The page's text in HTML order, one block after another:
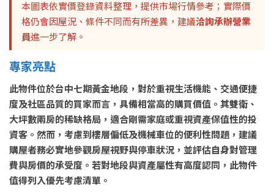
本圖表依實價登錄資料整理，提供市場行情參考；實際價
格仍會因屋況、條件不同而有所差異，建議洽詢承辦營業
員進一步了解。
專家亮點
此物件位於台中七期黃金地段，對於重視生活機能、交通便捷
度及社區品質的買家而言，具備相當高的購買價值。其雙衛、
大坪數兩房的稀缺格局，適合剛需家庭或重視資產保值性的投
資客。然而，考慮到樓層偏低及機械車位的便利性問題，建議
購屋者務必實地參觀房屋視野與停車狀況，並評估自身對管理
費與房價的承受度。若對地段與資產屬性有高度認同，此物件
值得列入優先考慮清單。